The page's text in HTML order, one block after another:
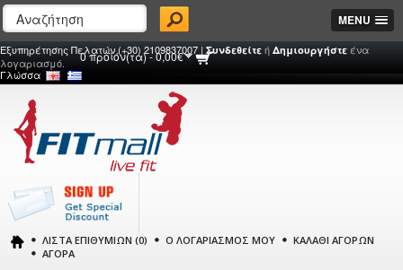
MENU
Γλώσσα
0 προϊόν(τα) - 0,00€
Εξυπηρέτησης Πελατών (+30) 2109837007 | Συνδεθείτε ή Δημιουργήστε ένα
λογαριασμό.
ΛΊΣΤΑ ΕΠΙΘΥΜΙΏΝ (0) Ο ΛΟΓΑΡΙΑΣΜΌΣ ΜΟΥ
ΚΑΛΆΘΙ ΑΓΟΡΏΝ
ΑΓΟΡΆ